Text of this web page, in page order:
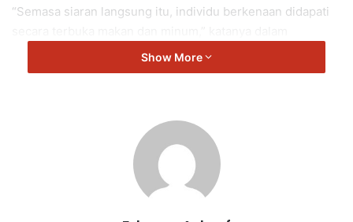
“Semasa siaran langsung itu, individu berkenaan didapati
Mohd Asri turut menasihatkan orang ramai khususnya
dan tingkah laku terpuji selaras dengan tuntutan agama
“JHEAINS komited memastikan setiap urusan berkaitan
umat Islam di negeri ini diurus dengan tertib, penuh
Show More